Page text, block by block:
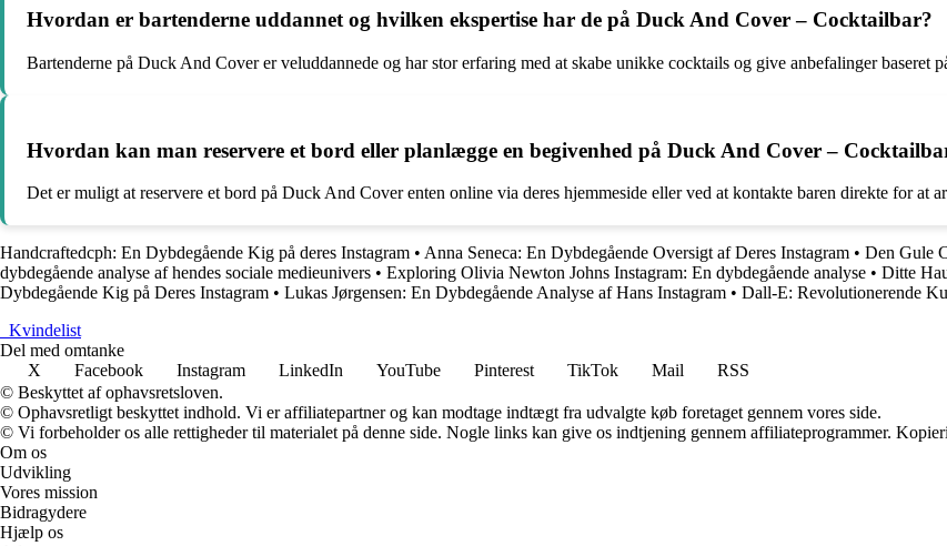
Hvordan er bartenderne uddannet og hvilken ekspertise har de på Duck And Cover – Cocktailbar?
Bartenderne på Duck And Cover er veluddannede og har stor erfaring med at skabe unikke cocktails og give anbefalinger
Hvordan kan man reservere et bord eller planlægge en begivenhed på Duck And Cover –
Det er muligt at reservere et bord på Duck And Cover enten online via deres hjemmeside eller ved at kontakte baren direkte for at
Handcraftedcph: En Dybdegående Kig på deres Instagram • Anna Seneca: En Dybdegående Oversigt af Deres Instagram • Den Gule
dybdegående analyse af hendes sociale medieunivers • Exploring Olivia Newton Johns Instagram: En dybdegående analyse • Ditte
Dybdegående Kig på Deres Instagram • Lukas Jørgensen: En Dybdegående Analyse af Hans Instagram • Dall-E: Revolutionerende
Kvindelist
Del med omtanke
X
Facebook Instagram LinkedIn YouTube Pinterest TikTok Mail
RSS
© Beskyttet af ophavsretsloven.
© Ophavsretligt beskyttet indhold. Vi er affiliatepartner og kan modtage indtægt fra udvalgte køb foretaget gennem vores side.
© Vi forbeholder os alle rettigheder til materialet på denne side. Nogle links kan give os indtjening gennem affiliateprogrammer.
Om os
Udvikling
Vores mission
Bidragydere
Hjælp os